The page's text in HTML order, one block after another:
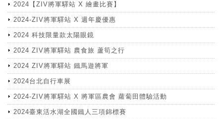
2024【ZIV將軍驛站 X 繪畫比賽】
2024-ZIV將軍驛站 X 週年慶優惠
2024 科技限量款太陽眼鏡
2024 ZIV將軍驛站 農食旅 蘆筍之行
2024 ZIV將軍驛站 鐵馬遊將軍
2024台北自行車展
2024-ZIV將軍驛站 X 將軍區農會 蘿蔔田體驗活動
2024臺東活水湖全國鐵人三項錦標賽